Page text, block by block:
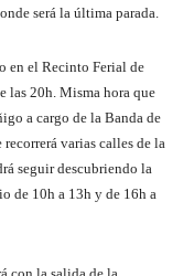
será la última parada.
en el Recinto Ferial de
las 20h. Misma hora que
a cargo de la Banda de
varias calles de la
seguir descubriendo la
de 10h a 13h y de 16h a